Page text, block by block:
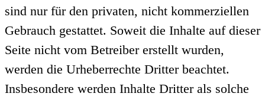
sind nur für den privaten, nicht kommerziellen
Gebrauch gestattet. Soweit die Inhalte auf dieser
Seite nicht vom Betreiber erstellt wurden,
werden die Urheberrechte Dritter beachtet.
Insbesondere werden Inhalte Dritter als solche